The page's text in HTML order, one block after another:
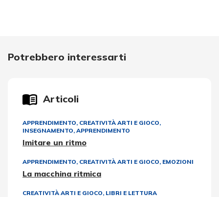
Potrebbero interessarti
Articoli
APPRENDIMENTO, CREATIVITÀ ARTI E GIOCO,
INSEGNAMENTO, APPRENDIMENTO
Imitare un ritmo
APPRENDIMENTO, CREATIVITÀ ARTI E GIOCO, EMOZIONI
La macchina ritmica
CREATIVITÀ ARTI E GIOCO, LIBRI E LETTURA